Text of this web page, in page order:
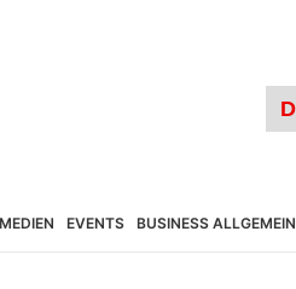
EVENTS BUSINESS ALLGEMEIN